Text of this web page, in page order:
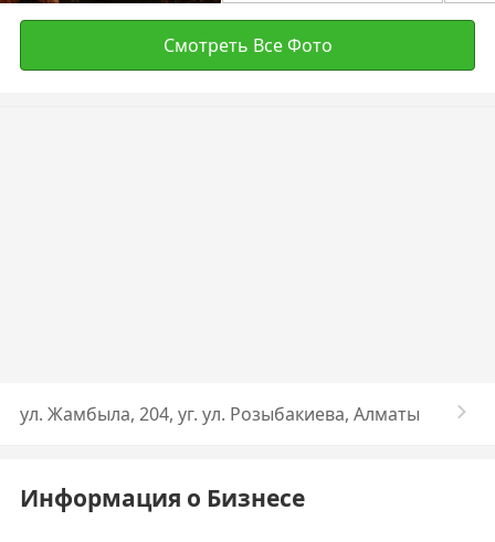
Смотреть Все Фото
ул. Жамбыла, 204, уг. ул. Розыбакиева, Алматы
Информация о Бизнесе